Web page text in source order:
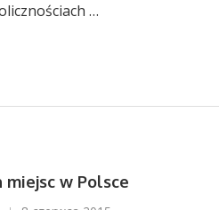
…
miejsc w Polsce